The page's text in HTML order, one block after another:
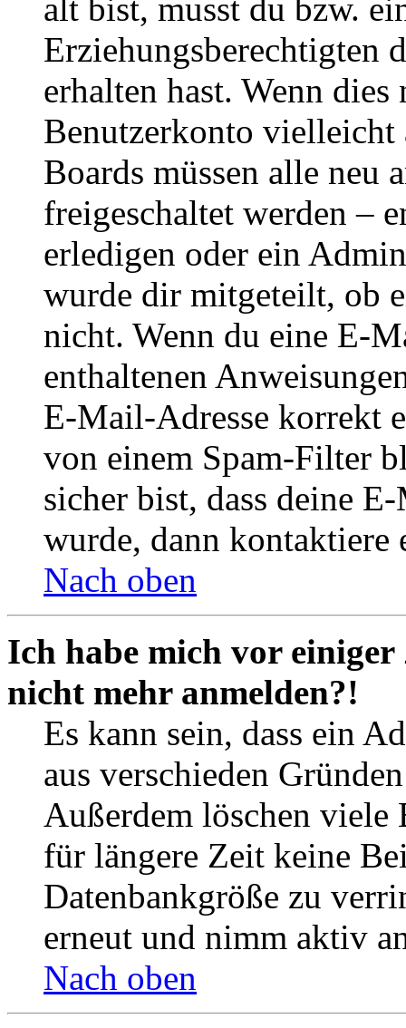
alt bist, musst du bzw.
Erziehungsberechtigten
erhalten hast. Wenn
Benutzerkonto
Boards müssen alle neu
freigeschaltet werden –
erledigen oder ein
wurde dir mitgeteilt, ob
nicht. Wenn du eine E-
enthaltenen
E-Mail-Adresse korrekt
von einem Spam-Filter
sicher bist, dass deine
wurde, dann kontaktiere
Nach oben
Ich habe mich vor
nicht mehr anmelden?!
Es kann sein, dass ein
aus verschieden
Außerdem löschen viele
für längere Zeit keine
Datenbankgröße zu
erneut und nimm aktiv
Nach oben